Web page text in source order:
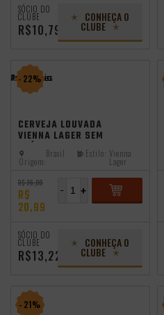
SÓCIO DO
CLUBE
R$10,79
CONHEÇA O
CLUBE
Promocoes
Aniversario
- 22%
CERVEJA LOUVADA
VIENNA LAGER SEM
GLÚTEN 500ML
Origem:
Brasil Estilo: Vienna
Lager
R$ 26,99
R$
20,99
+
-
SÓCIO DO
CLUBE
R$13,22
CONHEÇA O
CLUBE
- 21%